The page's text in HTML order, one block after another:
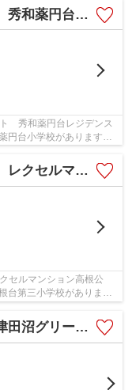
台レジデンス5階
秀和薬円台レジデンス
台小学校があります。
ション高根公団 6階
セルマンション高根公
台第三小学校がありま
イツ６号棟１０１号室